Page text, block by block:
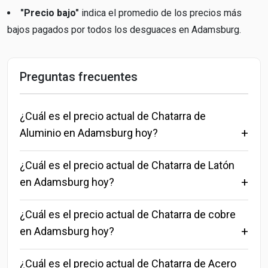
"Precio bajo" indica el promedio de los precios más
bajos pagados por todos los desguaces en Adamsburg.
Preguntas frecuentes
¿Cuál es el precio actual de Chatarra de
Aluminio en Adamsburg hoy?
¿Cuál es el precio actual de Chatarra de Latón
en Adamsburg hoy?
¿Cuál es el precio actual de Chatarra de cobre
en Adamsburg hoy?
¿Cuál es el precio actual de Chatarra de Acero